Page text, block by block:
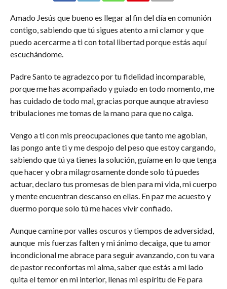
Amado Jesús que bueno es llegar al fin del día en comunión
contigo, sabiendo que tú sigues atento a mi clamor y que
puedo acercarme a ti con total libertad porque estás aquí
escuchándome.
Padre Santo te agradezco por tu fidelidad incomparable,
porque me has acompañado y guiado en todo momento, me
has cuidado de todo mal, gracias porque aunque atravieso
tribulaciones me tomas de la mano para que no caiga.
Vengo a ti con mis preocupaciones que tanto me agobian,
las pongo ante ti y me despojo del peso que estoy cargando,
sabiendo que tú ya tienes la solución, guíame en lo que tenga
que hacer y obra milagrosamente donde solo tú puedes
actuar, declaro tus promesas de bien para mi vida, mi cuerpo
y mente encuentran descanso en ellas. En paz me acuesto y
duermo porque solo tú me haces vivir confiado.
Aunque camine por valles oscuros y tiempos de adversidad,
aunque mis fuerzas falten y mi ánimo decaiga, que tu amor
incondicional me abrace para seguir avanzando, con tu vara
de pastor reconfortas mi alma, saber que estás a mi lado
quita el temor en mi interior, llenas mi espíritu de Fe para